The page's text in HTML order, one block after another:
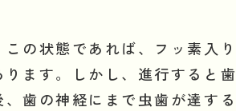
の状態であれば、フッ素入り
ます。しかし、進行すると歯
歯の神経にまで虫歯が達する